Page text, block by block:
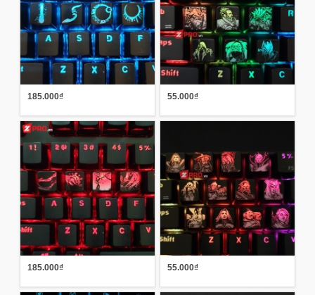
185.000₫ 55.000₫
185.000₫ 55.000₫